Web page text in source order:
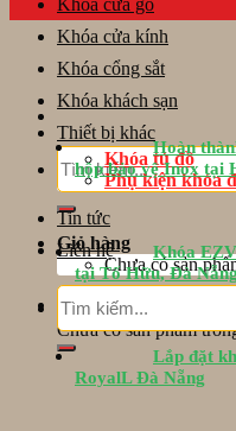
Tìm
kiếm:
Giỏ hàng
Chưa có sản
Giỏ hàng
Chưa có sản phẩm
Khóa cửa gỗ
Khóa cửa kính
Khóa cổng sắt
Khóa khách sạn
Thiết bị khác
Khóa tủ đồ
Phụ kiện khóa
Tin tức
Liên hệ
Tìm
kiếm:
Hoàn
hộp bảo vệ Inox tại
Khóa
tại Tố Hữu, Đà
Lắp đặt
RoyalL Đà Nẵng